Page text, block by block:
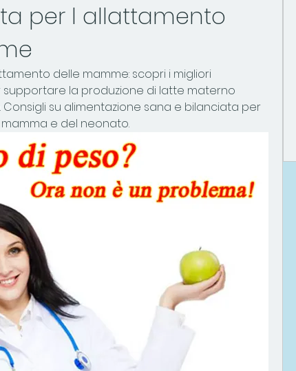
per l allattamento
delle mamme: scopri i migliori
la produzione di latte materno
su alimentazione sana e bilanciata per
e del neonato.